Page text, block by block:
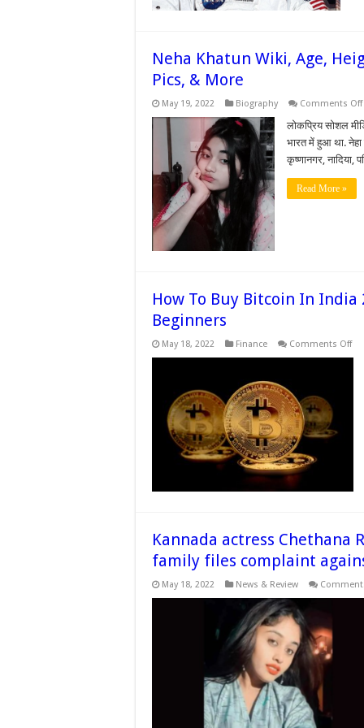
Neha Khatun Wiki, Age,
Pics, & More
May 19, 2022 Biography Comments Off
लोकप्रिय सोशल
भारत में हुआ था.
कृष्णानगर, नादिया,
Read More »
How To Buy Bitcoin In
Beginners
May 18, 2022 Finance Comments Offon
Kannada actress Chethana
family files complaint
May 18, 2022 News & Review